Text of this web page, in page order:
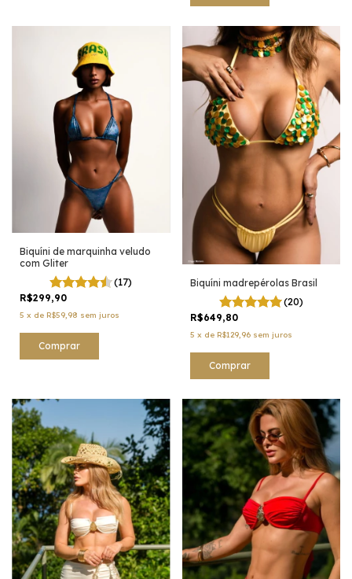
Biquíni de marquinha veludo
com Gliter
(17)
R$299,90
5 x de R$59,98 sem juros
Comprar
Biquíni madrepérolas Brasil
(20)
R$649,80
5 x de R$129,96 sem juros
Comprar